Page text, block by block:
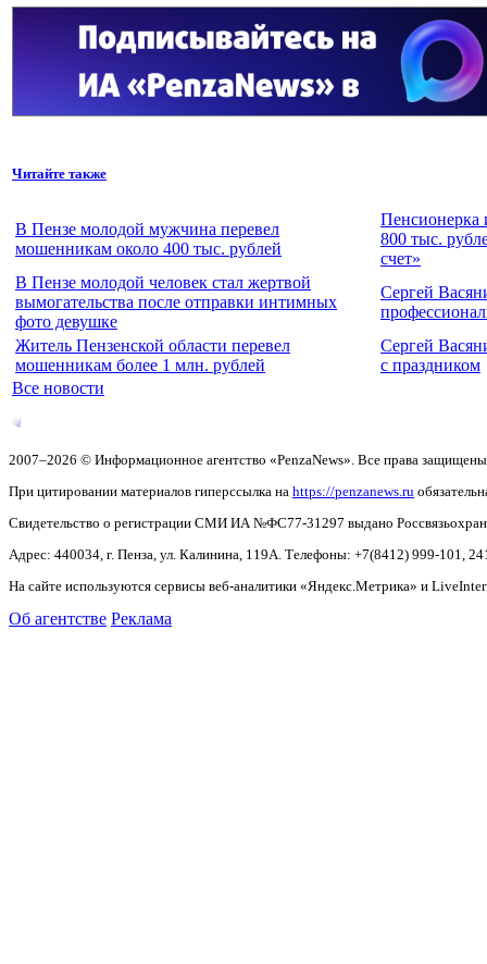
Читайте также
В Пензе молодой мужчина перевел
мошенникам около 400 тыс. рублей
Пенсионерка
800 тыс.
счет»
В Пензе молодой человек стал жертвой
вымогательства после отправки интимных
фото девушке
Сергей
Житель Пензенской области перевел
мошенникам более 1 млн. рублей
Сергей
с праздником
Все новости
2007–2026 © Информационное агентство «PenzaNews». Все права
При цитировании материалов гиперссылка на https://penzanews.ru
Свидетельство о регистрации СМИ ИА №ФС77-31297 выдано
Адрес: 440034, г. Пенза, ул. Калинина, 119А. Телефоны: +7(8412) 999-101,
На сайте используются сервисы веб-аналитики «Яндекс.Метрика» и
Об агентстве Реклама